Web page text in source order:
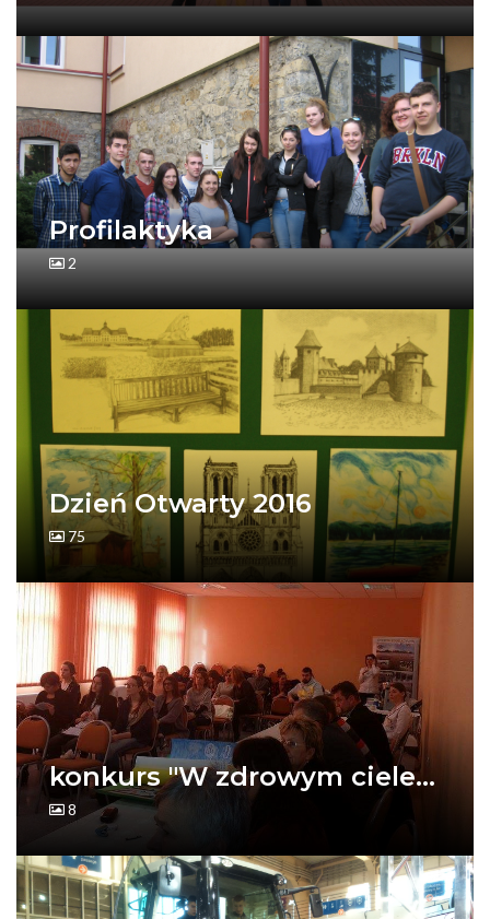
Profilaktyka
2
Dzień Otwarty 2016
75
konkurs "W zdrowym ciele...
8